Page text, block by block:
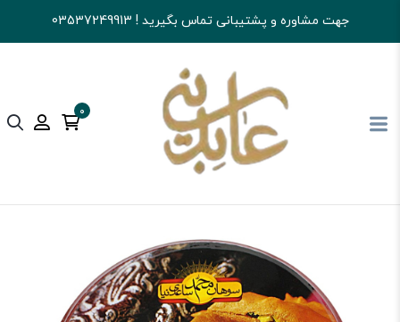
جهت مشاوره و پشتیبانی تماس بگیرید ! 03537249913
0
آجیل و خشکبار عابدینی تنقلات گز و سوهان و...